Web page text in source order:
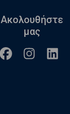
Ακολουθήστε
μας